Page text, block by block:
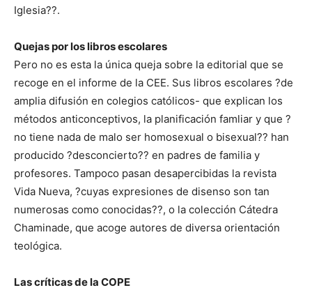
Iglesia??.
Quejas por los libros escolares
Pero no es esta la única queja sobre la editorial que se
recoge en el informe de la CEE. Sus libros escolares ?de
amplia difusión en colegios católicos- que explican los
métodos anticonceptivos, la planificación famliar y que ?
no tiene nada de malo ser homosexual o bisexual?? han
producido ?desconcierto?? en padres de familia y
profesores. Tampoco pasan desapercibidas la revista
Vida Nueva, ?cuyas expresiones de disenso son tan
numerosas como conocidas??, o la colección Cátedra
Chaminade, que acoge autores de diversa orientación
teológica.
Las críticas de la COPE